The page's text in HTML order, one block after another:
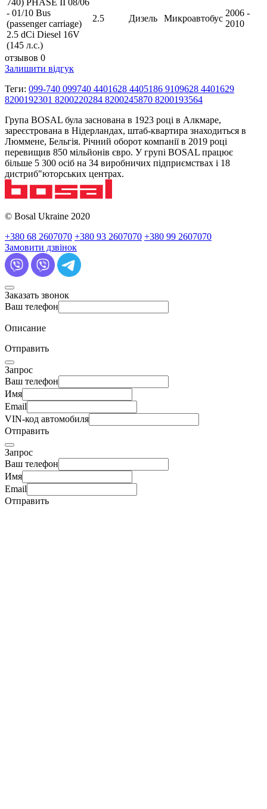
740) PHASE II 08/06
- 01/10 Bus
(passenger carriage)
2.5 dCi Diesel 16V
(145 л.с.)
2.5 Дизель Микроавтобус
2006 -
2010
отзывов 0
Залишити відгук
Теги: 099-740 099740 4401628 4405186 9109628 4401629
8200192301 8200220284 8200245870 8200193564
Група BOSAL була заснована в 1923 році в Алкмаре,
зареєстрована в Нідерландах, штаб-квартира знаходиться в
Люммене, Бельгія. Річний оборот компанії в 2019 році
перевищив 850 мільйонів євро. У групі BOSAL працює
більше 5 300 осіб на 34 виробничих підприємствах і 18
дистриб"юторських центрах.
© Bosal Ukraine 2020
+380 68 2607070 +380 93 2607070 +380 99 2607070
Замовити дзвінок
Заказать звонок
Ваш телефон
Описание
Отправить
Запрос
Ваш телефон
Имя
Email
VIN-код автомобиля
Отправить
Запрос
Ваш телефон
Имя
Email
Отправить